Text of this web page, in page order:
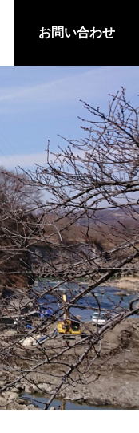
お問い合わせ